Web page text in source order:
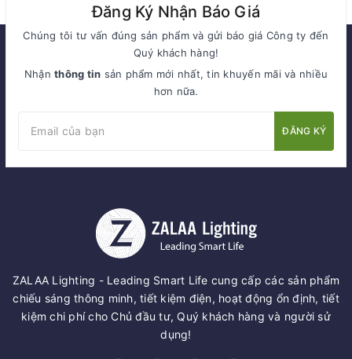
Đăng Ký Nhận Báo Giá
Chúng tôi tư vấn đúng sản phẩm và gửi báo giá Công ty đến
Quý khách hàng!
Nhậnthông tin sản phẩm mới nhất, tin khuyến mãi và nhiều
hơn nữa.
ĐĂNG KÝ
ZALAA Lighting - Leading Smart Life cung cấp các sản phẩm
chiếu sáng thông minh, tiết kiệm điện, hoạt động ổn định, tiết
kiệm chi phí cho Chủ đầu tư, Quý khách hàng và người sử
dụng!